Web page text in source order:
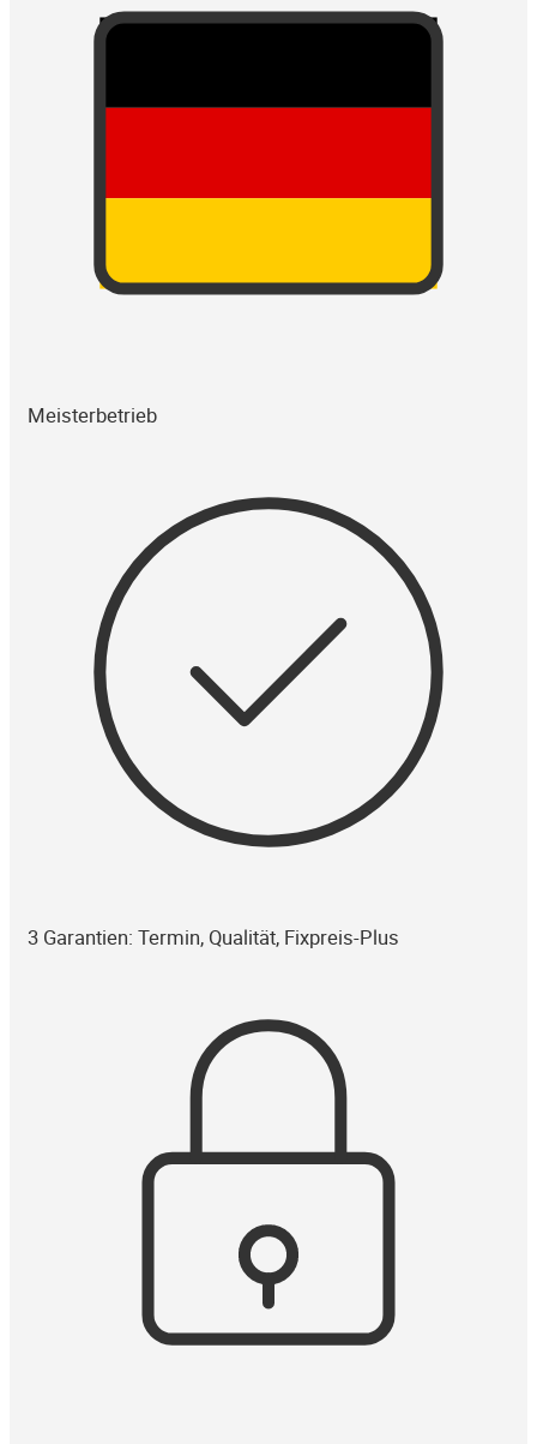
Meisterbetrieb
3 Garantien: Termin, Qualität, Fixpreis-Plus